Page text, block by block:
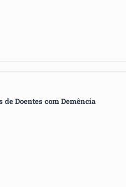
Doentes com Demência